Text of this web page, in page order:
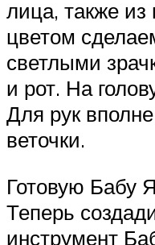
лица, также
цветом
светлыми
и рот. На
Для рук
веточки.
Готовую Бабу
Теперь
инструмент